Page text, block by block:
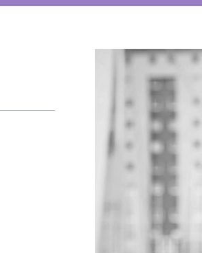
Kate Smith
Patrick Llewelyn